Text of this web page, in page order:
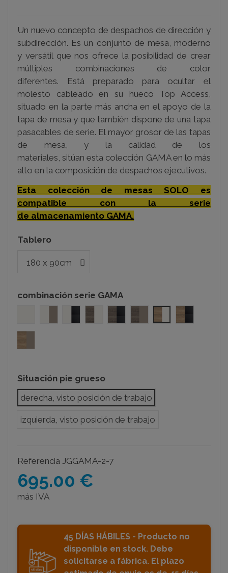
Un nuevo concepto de despachos de dirección y
subdirección. Es un conjunto de mesa, moderno
y versátil que nos ofrece la posibilidad de crear
múltiples combinaciones de color
diferentes. Está preparado para ocultar el
molesto cableado en su hueco Top Access,
situado en la parte más ancha en el apoyo de la
tapa de mesa y que también dispone de una tapa
pasacables de serie. El mayor grosor de las tapas
de mesa, y la calidad de los
materiales, sitúan esta colección GAMA en lo más
alto en la composición de despachos ejecutivos.
Esta colección de mesas SOLO es
compatible con la serie
de almacenamiento GAMA.
Tablero
combinación serie GAMA
Situación pie grueso
derecha, visto posición de trabajo
izquierda, visto posición de trabajo
Referencia JGGAMA-2-7
695.00 €
más IVA
45 DÍAS HÁBILES - Producto no
disponible en stock. Debe
solicitarse a fábrica. El plazo